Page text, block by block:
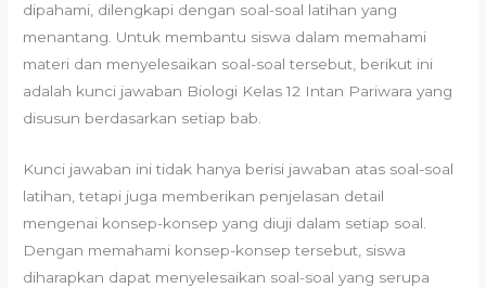
dipahami, dilengkapi dengan soal-soal latihan yang
menantang. Untuk membantu siswa dalam memahami
materi dan menyelesaikan soal-soal tersebut, berikut ini
adalah kunci jawaban Biologi Kelas 12 Intan Pariwara yang
disusun berdasarkan setiap bab.
Kunci jawaban ini tidak hanya berisi jawaban atas soal-soal
latihan, tetapi juga memberikan penjelasan detail
mengenai konsep-konsep yang diuji dalam setiap soal.
Dengan memahami konsep-konsep tersebut, siswa
diharapkan dapat menyelesaikan soal-soal yang serupa